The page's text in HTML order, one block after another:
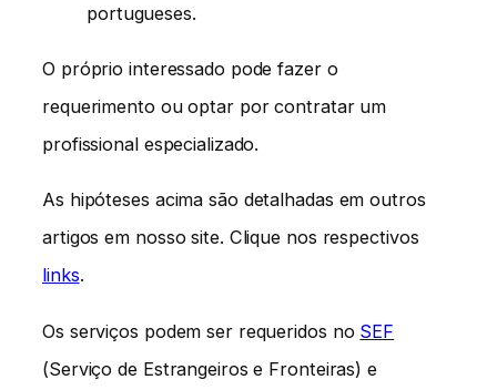
portugueses.
O próprio interessado pode fazer o
requerimento ou optar por contratar um
profissional especializado.
As hipóteses acima são detalhadas em outros
artigos em nosso site. Clique nos respectivos
links.
Os serviços podem ser requeridos no SEF
(Serviço de Estrangeiros e Fronteiras) e